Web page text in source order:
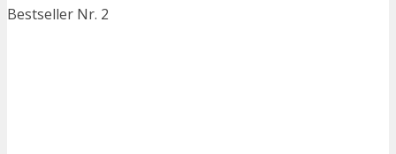
Bestseller Nr. 2